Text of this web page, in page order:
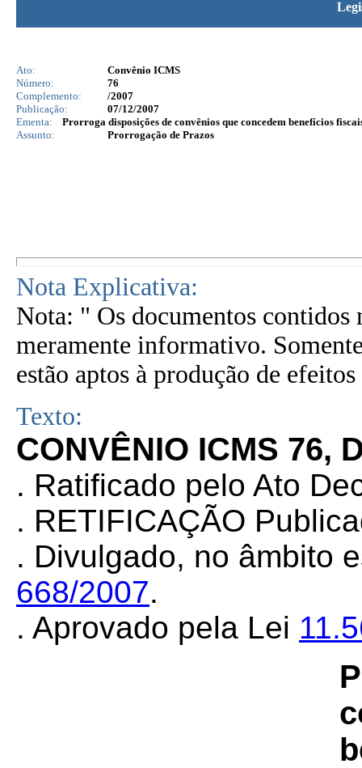
Ato:
Convênio ICMS
Número:
76
Complemento:
/2007
Publicação:
07/12/2007
Ementa:
Prorroga disposições de convênios que concedem benefícios
Assunto:
Prorrogação de Prazos
Nota Explicativa:
Nota: " Os documentos contidos
meramente informativo.
estão aptos à produção de
Texto:
CONVÊNIO ICMS 76,
. Ratificado pelo Ato
. RETIFICAÇÃO
. Divulgado, no âmbito
668/2007.
. Aprovado pela Lei